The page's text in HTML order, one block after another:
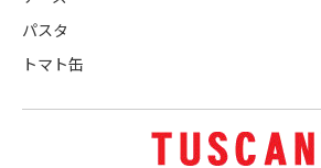
パスタ
トマト缶